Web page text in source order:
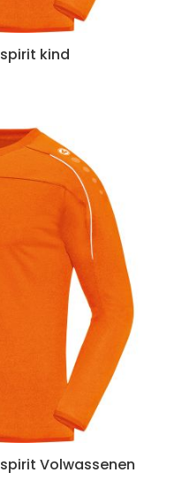
kind
Volwassenen